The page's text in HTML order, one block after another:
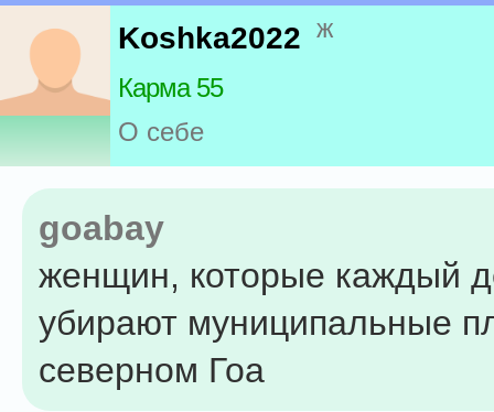
Koshka2022 ж
Карма 55
О себе
goabay
женщин, которые каждый
убирают муниципальные
северном Гоа